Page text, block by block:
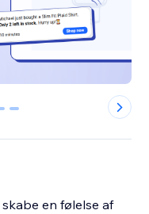
6
en følelse af